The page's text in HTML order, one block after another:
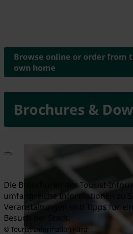
Brochures &
Browse online or order from
own home
Die Broschüren der Tourist-
umfangreiche Informationen zu
Veranstaltungen und Tipps für
Besuch der Stadt.
© Tourist-Information Fürth